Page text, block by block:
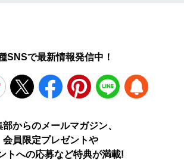
SNSで最新情報発信中！
Facebook Pinterest LINE
部からのメールマガジン、
会員限定プレゼントや
トへの応募など特典が満載!